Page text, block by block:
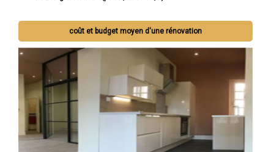
coût et budget moyen d'une rénovation